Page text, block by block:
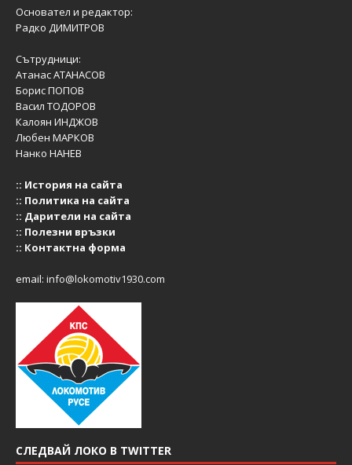
Основател и редактор:
Радко ДИМИТРОВ
Сътрудници:
Атанас АТАНАСОВ
Борис ПОПОВ
Васил ТОДОРОВ
Калоян ИНДЖОВ
Любен МАРКОВ
Нанко НАНЕВ
:: История на сайта
:: Политика на сайта
:: Дарители на сайта
:: Полезни връзки
:: Контактна форма
email: info@lokomotiv1930.com
СЛЕДВАЙ ЛОКО В TWITTER